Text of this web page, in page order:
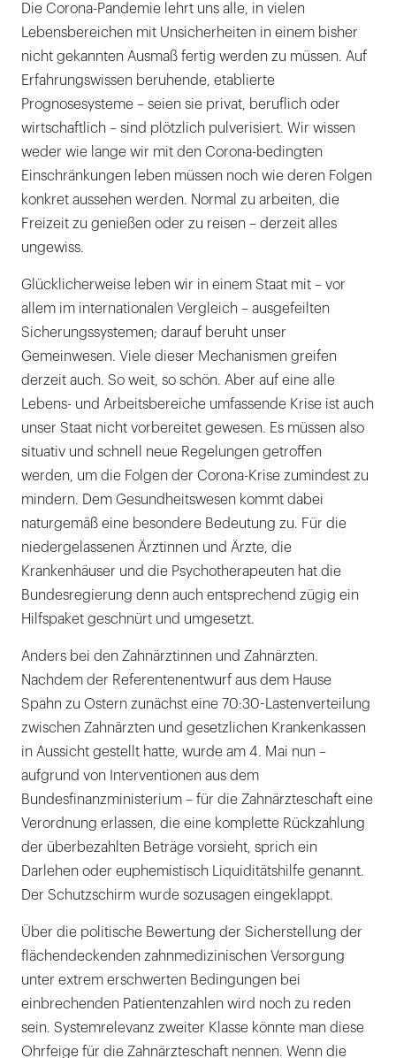
Die Corona-Pandemie lehrt uns alle, in vielen
Lebensbereichen mit Unsicherheiten in einem bisher
nicht gekannten Ausmaß fertig werden zu müssen. Auf
Erfahrungswissen beruhende, etablierte
Prognosesysteme – seien sie privat, beruflich oder
wirtschaftlich – sind plötzlich pulverisiert. Wir wissen
weder wie lange wir mit den Corona-bedingten
Einschränkungen leben müssen noch wie deren Folgen
konkret aussehen werden. Normal zu arbeiten, die
Freizeit zu genießen oder zu reisen – derzeit alles
ungewiss.
Glücklicherweise leben wir in einem Staat mit – vor
allem im internationalen Vergleich – ausgefeilten
Sicherungssystemen; darauf beruht unser
Gemeinwesen. Viele dieser Mechanismen greifen
derzeit auch. So weit, so schön. Aber auf eine alle
Lebens- und Arbeitsbereiche umfassende Krise ist auch
unser Staat nicht vorbereitet gewesen. Es müssen also
situativ und schnell neue Regelungen getroffen
werden, um die Folgen der Corona-Krise zumindest zu
mindern. Dem Gesundheitswesen kommt dabei
naturgemäß eine besondere Bedeutung zu. Für die
niedergelassenen Ärztinnen und Ärzte, die
Krankenhäuser und die Psychotherapeuten hat die
Bundesregierung denn auch entsprechend zügig ein
Hilfspaket geschnürt und umgesetzt.
Anders bei den Zahnärztinnen und Zahnärzten.
Nachdem der Referentenentwurf aus dem Hause
Spahn zu Ostern zunächst eine 70:30-Lastenverteilung
zwischen Zahnärzten und gesetzlichen Krankenkassen
in Aussicht gestellt hatte, wurde am 4. Mai nun –
aufgrund von Interventionen aus dem
Bundesfinanzministerium – für die Zahnärzteschaft eine
Verordnung erlassen, die eine komplette Rückzahlung
der überbezahlten Beträge vorsieht, sprich ein
Darlehen oder euphemistisch Liquiditätshilfe genannt.
Der Schutzschirm wurde sozusagen eingeklappt.
Über die politische Bewertung der Sicherstellung der
flächendeckenden zahnmedizinischen Versorgung
unter extrem erschwerten Bedingungen bei
einbrechenden Patientenzahlen wird noch zu reden
sein. Systemrelevanz zweiter Klasse könnte man diese
Ohrfeige für die Zahnärzteschaft nennen. Wenn die